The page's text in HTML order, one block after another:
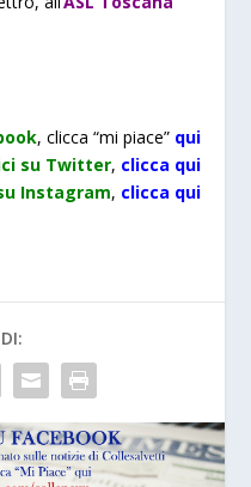
, clicca “mi piace” qui
su Twitter, clicca qui
Instagram, clicca qui